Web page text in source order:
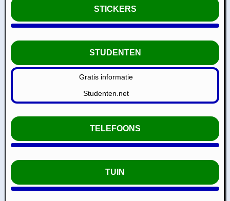
STICKERS
STUDENTEN
Gratis informatie
Studenten.net
TELEFOONS
TUIN